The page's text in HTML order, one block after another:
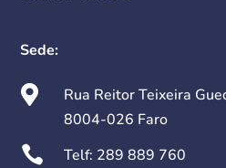
Sede:

Rua Reitor Teixeira
8004-026 Faro
 Telf: 289 889 760